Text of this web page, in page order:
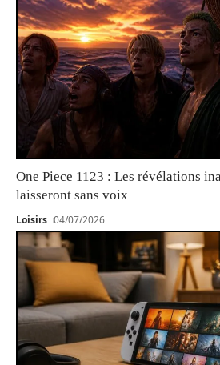
One Piece 1123 : Les révélations
laisseront sans voix
Loisirs 04/07/2026